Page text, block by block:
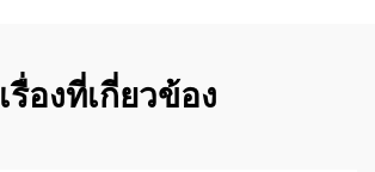
เรื่องที่เกี่ยวข้อง